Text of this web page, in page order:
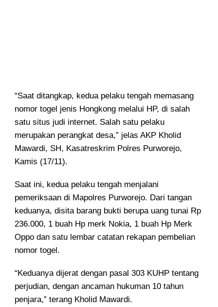
“Saat ditangkap, kedua pelaku tengah memasang
nomor togel jenis Hongkong melalui HP, di salah
satu situs judi internet. Salah satu pelaku
merupakan perangkat desa,” jelas AKP Kholid
Mawardi, SH, Kasatreskrim Polres Purworejo,
Kamis (17/11).
Saat ini, kedua pelaku tengah menjalani
pemeriksaan di Mapolres Purworejo. Dari tangan
keduanya, disita barang bukti berupa uang tunai Rp
236.000, 1 buah Hp merk Nokia, 1 buah Hp Merk
Oppo dan satu lembar catatan rekapan pembelian
nomor togel.
“Keduanya dijerat dengan pasal 303 KUHP tentang
perjudian, dengan ancaman hukuman 10 tahun
penjara,” terang Kholid Mawardi.